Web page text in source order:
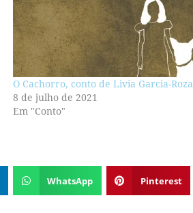
O Cachorro, conto de Livia Garcia-Roza
8 de julho de 2021
Em "Conto"
WhatsApp Pinterest